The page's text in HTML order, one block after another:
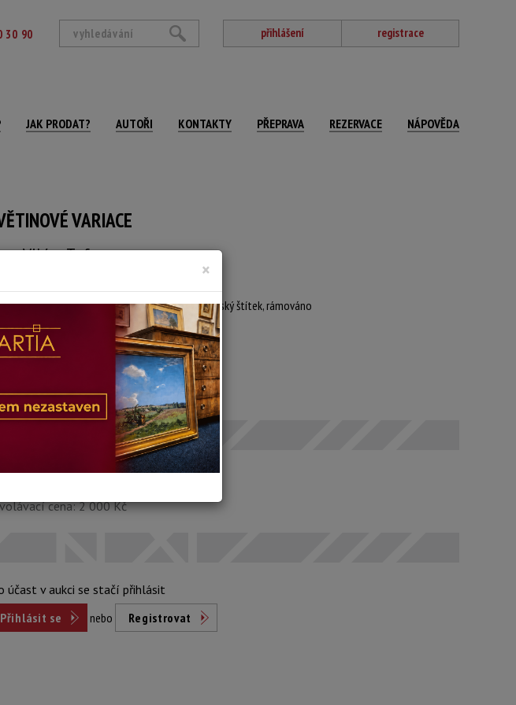
30 90 přihlášení registrace
JAK PRODAT? AUTOŘI KONTAKTY PŘEPRAVA REZERVACE NÁPOVĚDA
VARIACE
Vilém Tefr
a datováno vpravo dole, na reversu autorský štítek, rámováno
akryl, materiál: sololit, datace: 1992
51 cm, výška: 32 cm, rámování: 40 x 59 cm
dobrý
dražby:14.07.2026 20:05 SELČ
cena:neprodáno
cena: 2 000 Kč
účast v aukci se stačí přihlásit
Přihlásit se
nebo Registrovat
×